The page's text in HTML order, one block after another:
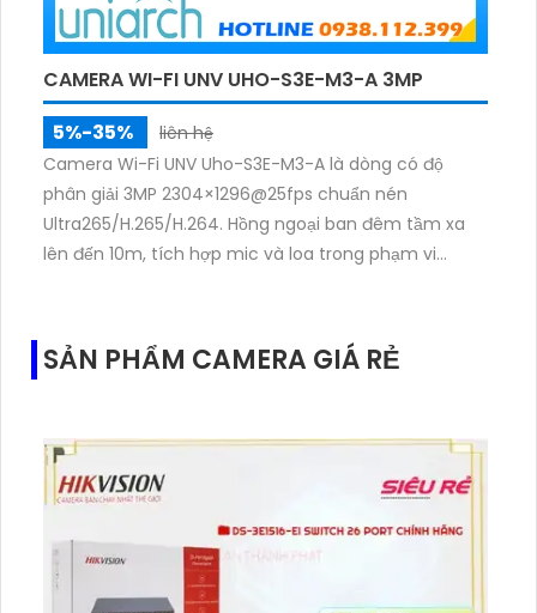
CAMERA WI-FI UNV UHO-S3E-M3-A 3MP
5%-35%
liên hệ
Camera Wi-Fi UNV Uho-S3E-M3-A là dòng có độ
phân giải 3MP 2304×1296@25fps chuẩn nén
Ultra265/H.265/H.264. Hồng ngoại ban đêm tầm xa
lên đến 10m, tích hợp mic và loa trong phạm vi
SẢN PHẨM CAMERA GIÁ RẺ